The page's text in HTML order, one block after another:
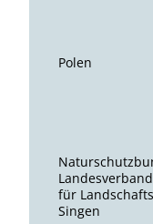
Polen
für
Singen